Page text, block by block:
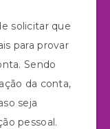
solicitar que
para provar
Sendo
da conta,
seja
pessoal.